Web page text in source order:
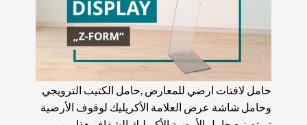
حامل لافتات ارضي للمعارض ,حامل الكتيب الترويجي
وحامل شاشة عرض العلامة الأكريليك لوقوف الأرضية